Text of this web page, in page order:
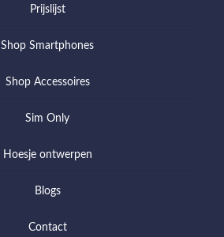
Prijslijst
Shop Smartphones
Shop Accessoires
Sim Only
Hoesje ontwerpen
Blogs
Contact